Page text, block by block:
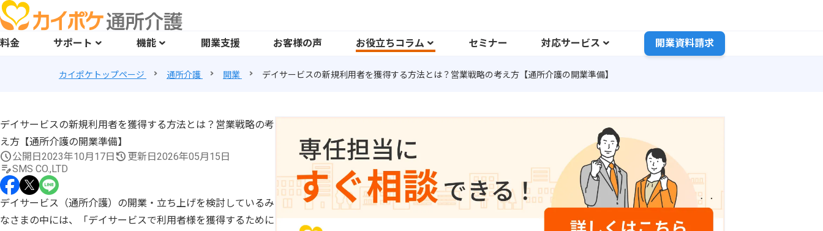
料金 サポート 機能 開業支援 お客様の声 お役立ちコラム セミナー 対応サービス 開業資料請求
カイポケトップページ 通所介護 開業 デイサービスの新規利用者を獲得する方法とは？営業戦略の考え方【通所介護の開業準備】
デイサービスの新規利用者を獲得する方法とは？営業戦略の考
え方【通所介護の開業準備】
公開日 2023年10月17日 更新日 2026年05月15日
SMS CO.,LTD
デイサービス（通所介護）の開業・立ち上げを検討しているみ
なさまの中には、「デイサービスで利用者様を獲得するために